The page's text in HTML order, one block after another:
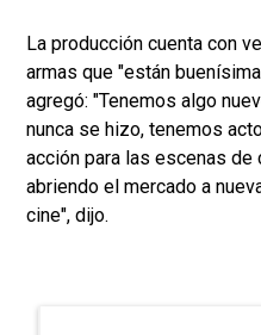
La producción cuenta con
armas que "están
agregó: "Tenemos algo
nunca se hizo, tenemos
acción para las escenas
abriendo el mercado a
cine", dijo.